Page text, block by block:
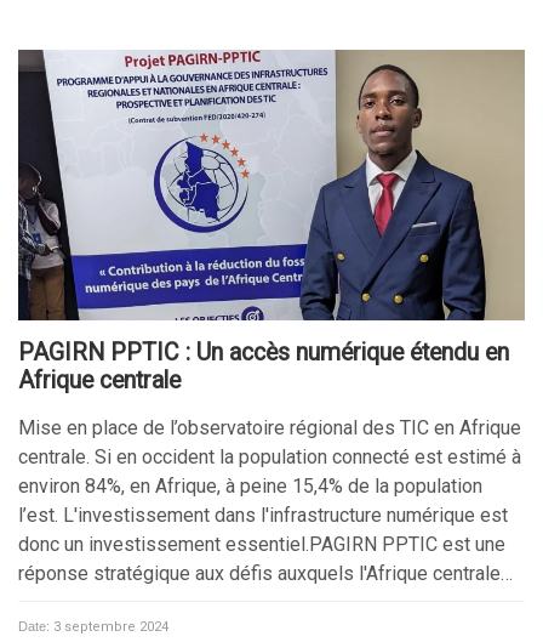
PAGIRN PPTIC : Un accès numérique étendu en
Afrique centrale
Mise en place de l’observatoire régional des TIC en Afrique
centrale. Si en occident la population connecté est estimé à
environ 84%, en Afrique, à peine 15,4% de la population
l’est. L'investissement dans l'infrastructure numérique est
donc un investissement essentiel.PAGIRN PPTIC est une
réponse stratégique aux défis auxquels l'Afrique centrale…
Date: 3 septembre 2024